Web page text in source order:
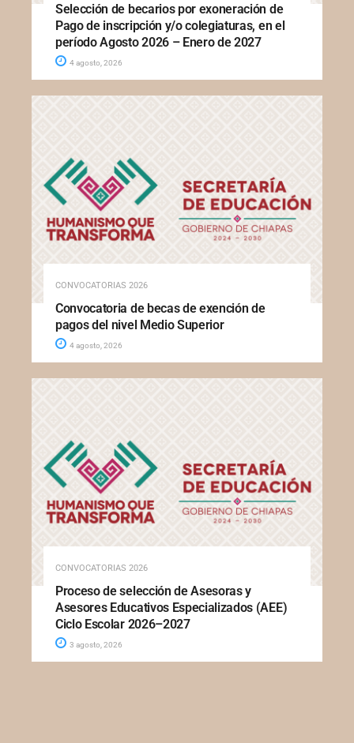
Selección de becarios por exoneración de
Pago de inscripción y/o colegiaturas, en el
período Agosto 2026 – Enero de 2027
4 agosto, 2026
CONVOCATORIAS 2026
Convocatoria de becas de exención de
pagos del nivel Medio Superior
4 agosto, 2026
CONVOCATORIAS 2026
Proceso de selección de Asesoras y
Asesores Educativos Especializados (AEE)
Ciclo Escolar 2026–2027
3 agosto, 2026